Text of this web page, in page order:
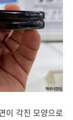
이 각진 모양으로